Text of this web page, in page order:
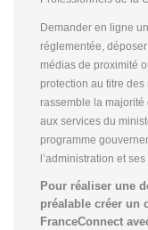
Demander en ligne
réglementée,
médias de proximité
protection au titre
rassemble la
aux services du
programme
l’administration et ses
Pour réaliser une
préalable créer un
FranceConnect